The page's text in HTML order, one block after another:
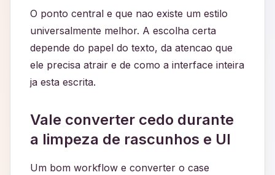
O ponto central e que nao existe um estilo
universalmente melhor. A escolha certa
depende do papel do texto, da atencao que
ele precisa atrair e de como a interface inteira
ja esta escrita.
Vale converter cedo durante
a limpeza de rascunhos e UI
Um bom workflow e converter o case